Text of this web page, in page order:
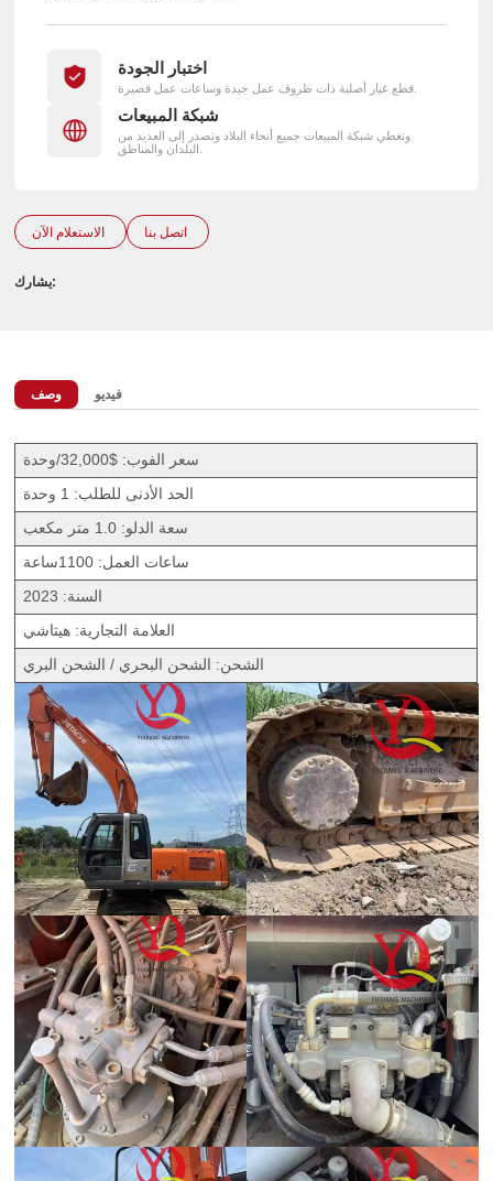
اختبار الجودة
شبكة المبيعات
وتغطي شبكة المبيعات جميع أنحاء البلاد وتصدر إلى العديد من
الاستعلام الآن اتصل بنا
يشارك:
وصف فيديو
سعر الفوب: $32,000/وحدة
ساعات العمل: 1100ساعة
السنة: 2023